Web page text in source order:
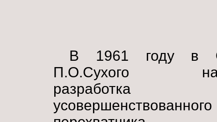
В 1961 году в
П.О.Сухого
разработка
усовершенствованного